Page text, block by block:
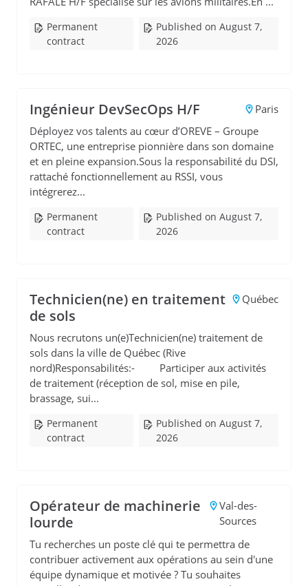
Permanent
contract
Published on August 7,
2026
Ingénieur DevSecOps H/F
Paris
Déployez vos talents au cœur d’OREVE – Groupe
ORTEC, une entreprise pionnière dans son domaine
et en pleine expansion.Sous la responsabilité du DSI,
rattaché fonctionnellement au RSSI, vous
intégrerez...
Permanent
contract
Published on August 7,
2026
Technicien(ne) en traitement
de sols
Québec
Nous recrutons un(e)Technicien(ne) traitement de
sols dans la ville de Québec (Rive
nord)Responsabilités:- Participer aux activités
de traitement (réception de sol, mise en pile,
brassage, sui...
Permanent
contract
Published on August 7,
2026
Opérateur de machinerie
lourde
Val-des-
Sources
Tu recherches un poste clé qui te permettra de
contribuer activement aux opérations au sein d'une
équipe dynamique et motivée ? Tu souhaites